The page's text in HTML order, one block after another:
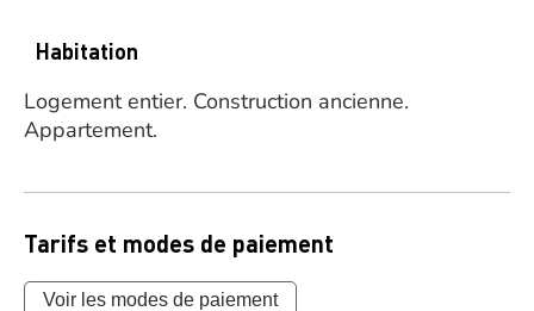
Habitation
Logement entier. Construction ancienne.
Appartement.
Tarifs et modes de paiement
Voir les modes de paiement